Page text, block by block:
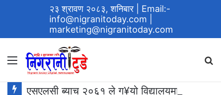
२३ श्रावण २०८३, शनिबार
| Email:-
info@nigranitoday.com
marketing@nigranitoday.com
Menu